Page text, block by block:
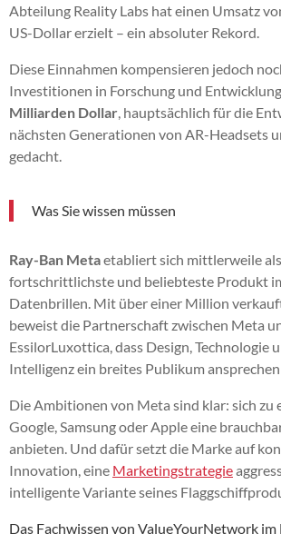
Abteilung Reality Labs hat einen Umsatz
US-Dollar erzielt – ein absoluter Rekord.
Diese Einnahmen kompensieren jedoch
Investitionen in Forschung und
Milliarden Dollar , hauptsächlich für die
nächsten Generationen von AR-Headsets
gedacht.
Was Sie wissen müssen
Ray-Ban Metaetabliert sich mittlerweile
fortschrittlichste und beliebteste Produkt
Datenbrillen. Mit über einer Million
beweist die Partnerschaft zwischen Meta
EssilorLuxottica, dass Design, Technologie
Intelligenz ein breites Publikum ansprechen
Die Ambitionen von Meta sind klar: sich zu
Google, Samsung oder Apple eine
anbieten. Und dafür setzt die Marke auf
Innovation, eine Marketingstrategie
intelligente Variante seines
Das Fachwissen von ValueYourNetwork